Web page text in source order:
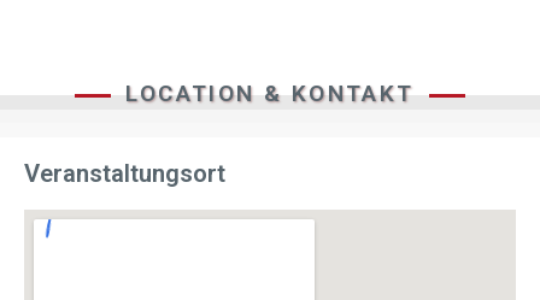
LOCATION & KONTAKT
Veranstaltungsort